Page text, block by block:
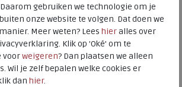
kleuren
gebruiken we technologie om je
onze website te volgen. Dat doen we
Meer weten? Lees hieralles over
Klik op 'Oké' om te
voorweigeren? Dan plaatsen we alleen
Wil je zelf bepalen welke cookies er
dan hier.